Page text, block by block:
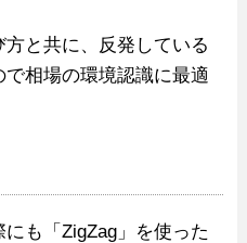
と共に、反発している
相場の環境認識に最適
も「ZigZag」を使った